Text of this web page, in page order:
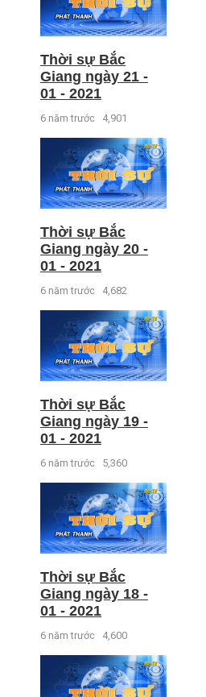
Thời sự Bắc
Giang ngày 21 -
01 - 2021
6 năm trước 4,901
Thời sự Bắc
Giang ngày 20 -
01 - 2021
6 năm trước 4,682
Thời sự Bắc
Giang ngày 19 -
01 - 2021
6 năm trước 5,360
Thời sự Bắc
Giang ngày 18 -
01 - 2021
6 năm trước 4,600